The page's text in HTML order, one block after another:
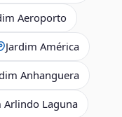
Aeroporto
Jardim América
Anhanguera
Arlindo Laguna